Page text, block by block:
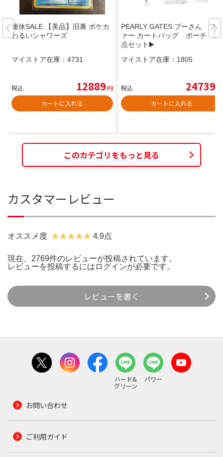
連休SALE 【美品】旧裏 ポケカ
わるいシャワーズ
マイストア在庫： 4731
税込 12889円
カートに入れる
PEARLY GATES プーさん フ
ァー カートバッグ ポーチ 3
点セット▶️
マイストア在庫： 1805
税込 24739
カートに入れる
このカテゴリをもっと見る
カスタマーレビュー
オススメ度 4.9点
現在、2769件のレビューが投稿されています。
レビューを投稿するには ログインが必要です。
レビューを書く
ハード&
グリーン
パワー
お問い合わせ
ご利用ガイド